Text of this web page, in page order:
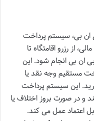
ان بی، سیستم پرداخت
از رزرو اقامتگاه تا
ان بی انجام شود. این
مستقیم وجه نقد یا
این سیستم پرداخت
و در صورت بروز اختلاف یا
اعتماد عمل می کند.